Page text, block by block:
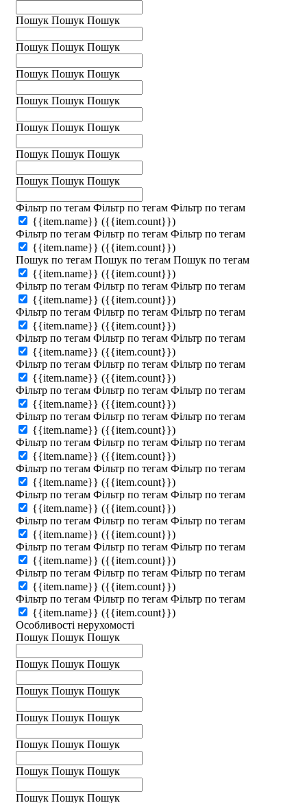
Пошук Пошук Пошук
Пошук Пошук Пошук
Пошук Пошук Пошук
Пошук Пошук Пошук
Пошук Пошук Пошук
Пошук Пошук Пошук
Пошук Пошук Пошук
Фільтр по тегам Фільтр по тегам Фільтр по тегам
{{item.name}} ({{item.count}})
Фільтр по тегам Фільтр по тегам Фільтр по тегам
{{item.name}} ({{item.count}})
Пошук по тегам Пошук по тегам Пошук по тегам
{{item.name}} ({{item.count}})
Фільтр по тегам Фільтр по тегам Фільтр по тегам
{{item.name}} ({{item.count}})
Фільтр по тегам Фільтр по тегам Фільтр по тегам
{{item.name}} ({{item.count}})
Фільтр по тегам Фільтр по тегам Фільтр по тегам
{{item.name}} ({{item.count}})
Фільтр по тегам Фільтр по тегам Фільтр по тегам
{{item.name}} ({{item.count}})
Фільтр по тегам Фільтр по тегам Фільтр по тегам
{{item.name}} ({{item.count}})
Фільтр по тегам Фільтр по тегам Фільтр по тегам
{{item.name}} ({{item.count}})
Фільтр по тегам Фільтр по тегам Фільтр по тегам
{{item.name}} ({{item.count}})
Фільтр по тегам Фільтр по тегам Фільтр по тегам
{{item.name}} ({{item.count}})
Фільтр по тегам Фільтр по тегам Фільтр по тегам
{{item.name}} ({{item.count}})
Фільтр по тегам Фільтр по тегам Фільтр по тегам
{{item.name}} ({{item.count}})
Фільтр по тегам Фільтр по тегам Фільтр по тегам
{{item.name}} ({{item.count}})
Фільтр по тегам Фільтр по тегам Фільтр по тегам
{{item.name}} ({{item.count}})
Фільтр по тегам Фільтр по тегам Фільтр по тегам
{{item.name}} ({{item.count}})
Особливості нерухомості
Пошук Пошук Пошук
Пошук Пошук Пошук
Пошук Пошук Пошук
Пошук Пошук Пошук
Пошук Пошук Пошук
Пошук Пошук Пошук
Пошук Пошук Пошук